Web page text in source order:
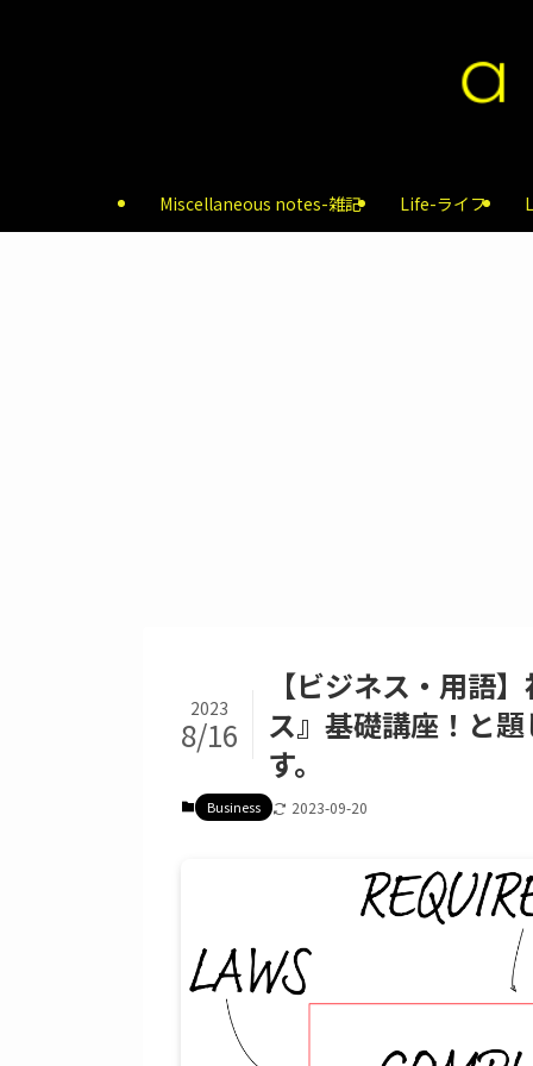
Miscellaneous notes-雑記 Life-ライフ
【ビジネス・用語
ス』基礎講座！と
す。
2023
8/16
Business 2023-09-20